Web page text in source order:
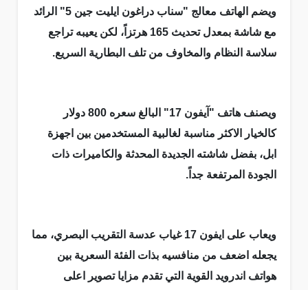
ويضم الهاتف معالج "سناب دراغون ايليت جين 5" الرائد
مع شاشة بمعدل تحديث 165 هرتزاً، لكن يعيبه تراجع
سلاسة النظام والمخاوف من تلف البطارية السريع.
ويصنف هاتف "آيفون 17" البالغ سعره 800 دولار
كالخيار الاكثر مناسبة لغالبية المستخدمين بين اجهزة
ابل، بفضل شاشته الجديدة المحدثة والكاميرات ذات
الجودة المرتفعة جداً.
ويعاب على ايفون 17 غياب عدسة التقريب البصري، مما
يجعله اضعف من منافسيه بذات الفئة السعرية بين
هواتف اندرويد القوية التي تقدم مزايا تصوير اعلى